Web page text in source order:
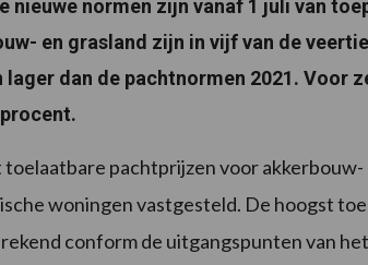
nieuwe normen zijn vanaf 1 juli van
en grasland zijn in vijf van de
dan de pachtnormen 2021. Voor
toelaatbare pachtprijzen voor
woningen vastgesteld. De hoogst
conform de uitgangspunten van